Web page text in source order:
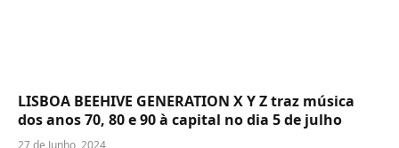
LISBOA BEEHIVE GENERATION X Y Z traz música
dos anos 70, 80 e 90 à capital no dia 5 de julho
27 de Junho, 2024